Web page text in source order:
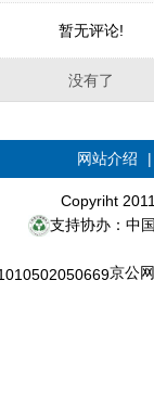
暂无评论!
没有了
网站介绍
Copyriht
支持协办：中
京公